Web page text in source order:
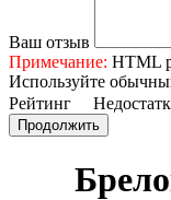
Ваш отзыв
Примечание: HTML
Используйте
Рейтинг
Продолжить